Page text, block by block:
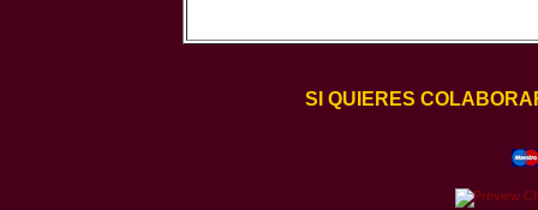
SI QUIERES